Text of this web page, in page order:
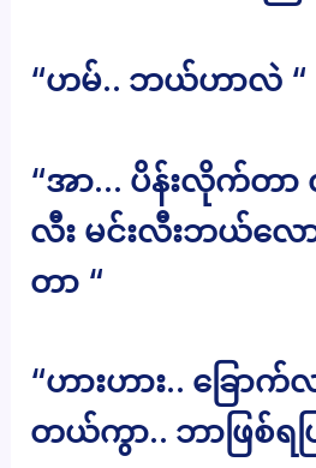
“ဟမ်.. ဘယ်ဟာလဲ “
“အာ… ပိန်းလိုက်တာ
လီး မင်းလီးဘယ်လေ
တာ “
“ဟားဟား.. ခြောက်
တယ်ကွာ.. ဘာဖြစ်ရပ